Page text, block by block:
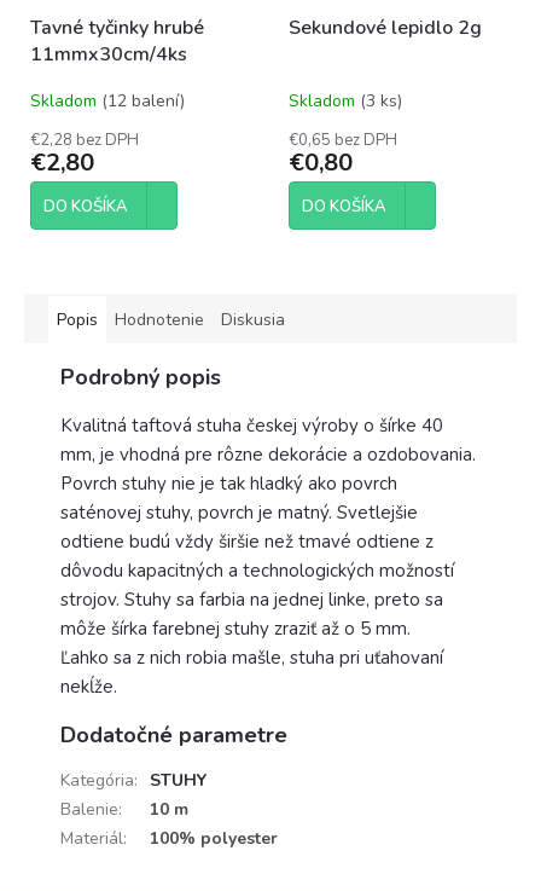
Tavné tyčinky hrubé
11mmx30cm/4ks
Skladom (12 balení)
€2,28 bez DPH
€2,80
DO KOŠÍKA
Sekundové lepidlo 2g
Skladom (3 ks)
€0,65 bez DPH
€0,80
DO KOŠÍKA
Popis Hodnotenie Diskusia
Podrobný popis
Kvalitná taftová stuha českej výroby o šírke 40
mm, je vhodná pre rôzne dekorácie a ozdobovania.
Povrch stuhy nie je tak hladký ako povrch
saténovej stuhy, povrch je matný. Svetlejšie
odtiene budú vždy širšie než tmavé odtiene z
dôvodu kapacitných a technologických možností
strojov. Stuhy sa farbia na jednej linke, preto sa
môže šírka farebnej stuhy zraziť až o 5 mm.
Ľahko sa z nich robia mašle, stuha pri uťahovaní
nekĺže.
Dodatočné parametre
Kategória:
STUHY
Balenie:
10 m
Materiál: 100% polyester